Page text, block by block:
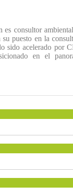
consultor
puesto en la
sido acelerado por
en el